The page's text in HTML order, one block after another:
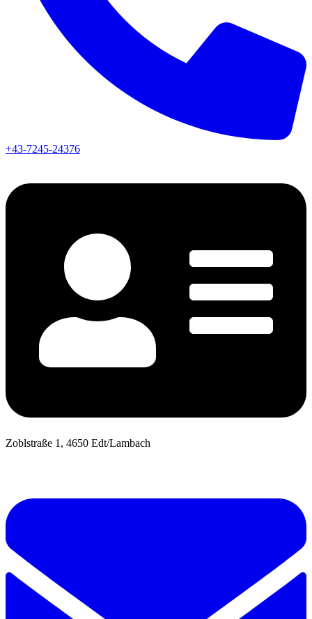
+43-7245-24376
Zoblstraße 1, 4650 Edt/Lambach